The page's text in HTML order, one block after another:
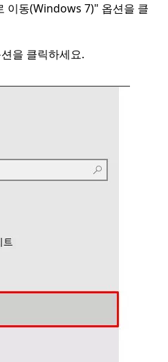
이동(Windows 7)" 옵션을 클
을 클릭하세요.